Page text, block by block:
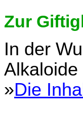
Zur
In der
»Die